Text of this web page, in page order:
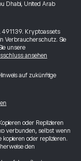
Dhabi, United Arab
491139. Kryptoassets
Verbraucherschutz. Sie
unsere
ansehen
auf zukünftige
oder Replizieren
verbunden, selbst wenn
oder replizieren.
den